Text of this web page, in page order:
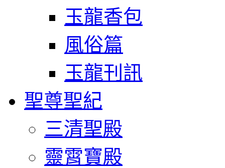
玉龍香包
風俗篇
玉龍刊訊
聖尊聖紀
三清聖殿
靈霄寶殿